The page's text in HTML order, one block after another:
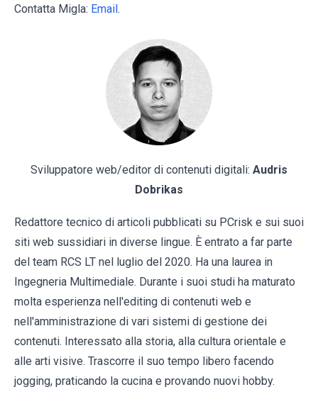
Contatta Migla: Email.
Sviluppatore web/editor di contenuti digitali: Audris
Dobrikas
Redattore tecnico di articoli pubblicati su PCrisk e sui suoi
siti web sussidiari in diverse lingue. È entrato a far parte
del team RCS LT nel luglio del 2020. Ha una laurea in
Ingegneria Multimediale. Durante i suoi studi ha maturato
molta esperienza nell'editing di contenuti web e
nell'amministrazione di vari sistemi di gestione dei
contenuti. Interessato alla storia, alla cultura orientale e
alle arti visive. Trascorre il suo tempo libero facendo
jogging, praticando la cucina e provando nuovi hobby.